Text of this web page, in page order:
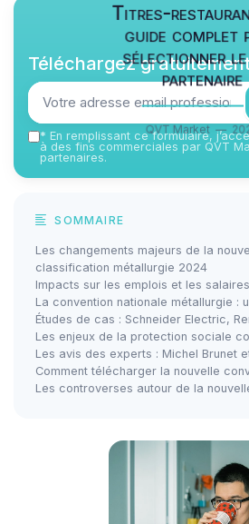
Titres-
guide complet
sélectionner
partenaire
QVT Market —
Téléchargez
* En remplissant ce formulaire,
à des fins commerciales par QVT
partenaires.
SOMMAIRE
Les changements majeurs de la
classification métallurgie 2024
Impacts sur les emplois et les
La convention nationale métallurgie :
Études de cas : Schneider Electric,
Les enjeux de la protection sociale
Les avis des experts : Michel Brunet
Comment télécharger la nouvelle
Les controverses autour de la